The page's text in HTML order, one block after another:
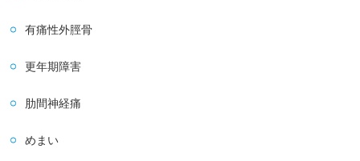
有痛性外脛骨
更年期障害
肋間神経痛
めまい